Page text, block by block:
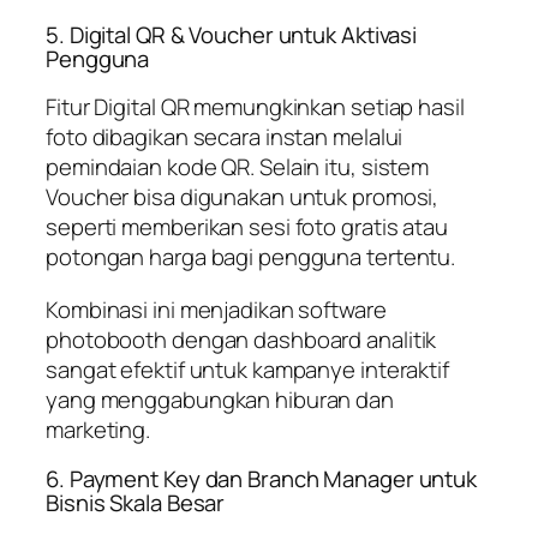
5. Digital QR & Voucher untuk Aktivasi
Pengguna
Fitur Digital QR memungkinkan setiap hasil
foto dibagikan secara instan melalui
pemindaian kode QR. Selain itu, sistem
Voucher bisa digunakan untuk promosi,
seperti memberikan sesi foto gratis atau
potongan harga bagi pengguna tertentu.
Kombinasi ini menjadikan software
photobooth dengan dashboard analitik
sangat efektif untuk kampanye interaktif
yang menggabungkan hiburan dan
marketing.
6. Payment Key dan Branch Manager untuk
Bisnis Skala Besar